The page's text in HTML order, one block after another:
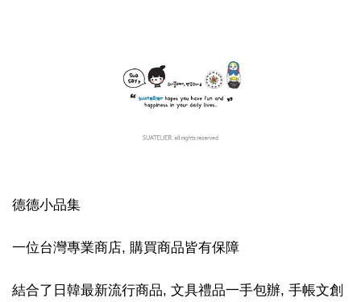
德德小品集
一位台灣專業商店, 購買商品皆有保障
結合了日韓最新流行商品, 文具禮品一手包辦, 手帳文創